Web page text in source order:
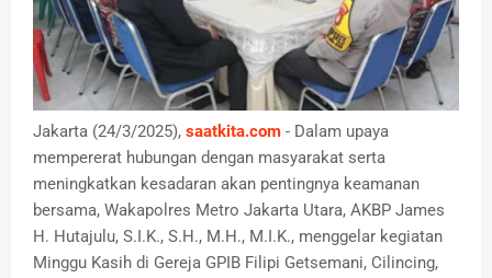
Jakarta (24/3/2025), saatkita.com - Dalam upaya
mempererat hubungan dengan masyarakat serta
meningkatkan kesadaran akan pentingnya keamanan
bersama, Wakapolres Metro Jakarta Utara, AKBP James
H. Hutajulu, S.I.K., S.H., M.H., M.I.K., menggelar kegiatan
Minggu Kasih di Gereja GPIB Filipi Getsemani, Cilincing,